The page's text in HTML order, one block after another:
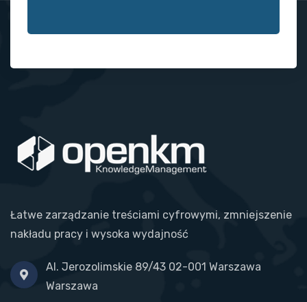
Łatwe zarządzanie treściami cyfrowymi, zmniejszenie
nakładu pracy i wysoka wydajność
Al. Jerozolimskie 89/43 02-001 Warszawa
Warszawa